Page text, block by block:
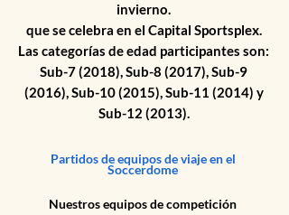
invierno.
que se celebra en el Capital Sportsplex.
Las categorías de edad participantes son:
Sub-7 (2018), Sub-8 (2017), Sub-9
(2016), Sub-10 (2015), Sub-11 (2014) y
Sub-12 (2013).
Partidos de equipos de viaje en el
Soccerdome
Nuestros equipos de competición